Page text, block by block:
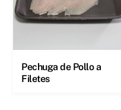
Pechuga de Pollo a
Filetes